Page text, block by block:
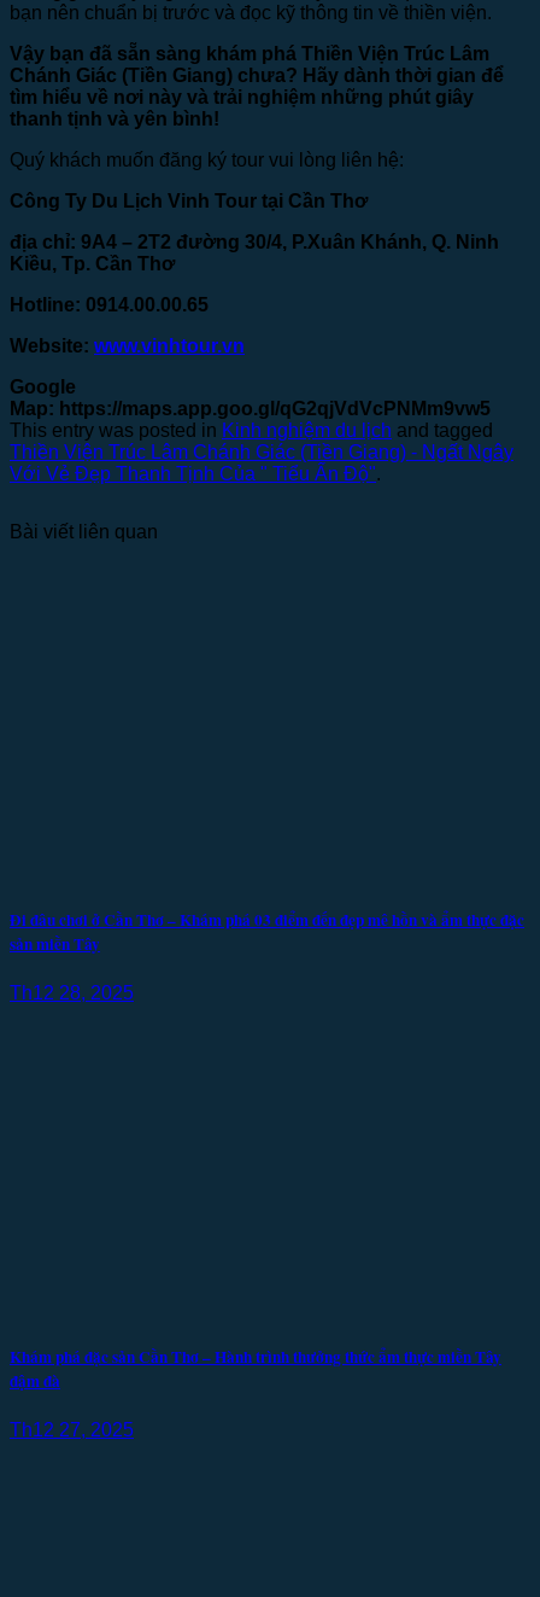
bạn nên chuẩn bị trước và đọc kỹ thông tin về thiền viện.
Vậy bạn đã sẵn sàng khám phá Thiền Viện Trúc Lâm
Chánh Giác (Tiền Giang) chưa? Hãy dành thời gian để
tìm hiểu về nơi này và trải nghiệm những phút giây
thanh tịnh và yên bình!
Quý khách muốn đăng ký tour vui lòng liên hệ:
Công Ty Du Lịch Vinh Tour tại Cần Thơ
địa chỉ: 9A4 – 2T2 đường 30/4, P.Xuân Khánh, Q. Ninh
Kiều, Tp. Cần Thơ
Hotline: 0914.00.00.65
Website: www.vinhtour.vn
Google
Map: https://maps.app.goo.gl/qG2qjVdVcPNMm9vw5
This entry was posted in Kinh nghiệm du lịch and tagged
Thiền Viện Trúc Lâm Chánh Giác (Tiền Giang) - Ngất Ngây
Với Vẻ Đẹp Thanh Tịnh Của " Tiểu Ấn Độ".
Bài viết liên quan
Đi đâu chơi ở Cần Thơ – Khám phá 03 điểm đến đẹp mê hồn và ẩm thực đặc
sản miền Tây
Th12 28, 2025
Khám phá đặc sản Cần Thơ – Hành trình thưởng thức ẩm thực miền Tây
đậm đà
Th12 27, 2025